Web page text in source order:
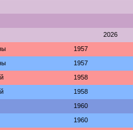
2026
1957
1957
1958
1958
1960
1960